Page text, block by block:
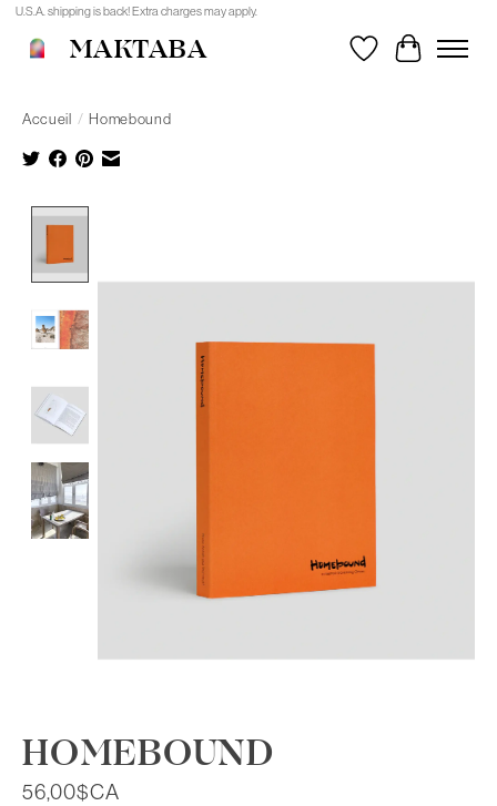
U.S.A. shipping is back! Extra charges may apply.
MAKTABA Liste de souhaits
Panier
Accueil / Homebound
HOMEBOUND
56,00$CA